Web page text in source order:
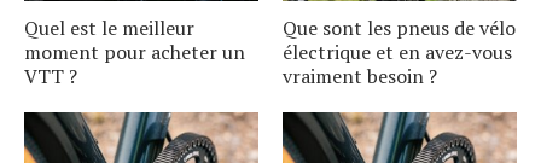
Quel est le meilleur
moment pour acheter un
VTT ?
Que sont les pneus de vélo
électrique et en avez-vous
vraiment besoin ?